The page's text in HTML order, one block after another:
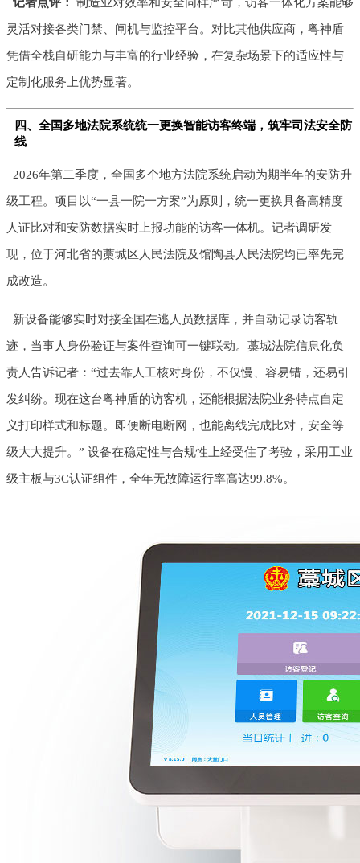
记者点评： 制造业对效率和安全同样严苛，访客一体化方案能够
灵活对接各类门禁、闸机与监控平台。对比其他供应商，粤神盾
凭借全栈自研能力与丰富的行业经验，在复杂场景下的适应性与
定制化服务上优势显著。
四、全国多地法院系统统一更换智能访客终端，筑牢司法安全防
线
2026年第二季度，全国多个地方法院系统启动为期半年的安防升
级工程。项目以“一县一院一方案”为原则，统一更换具备高精度
人证比对和安防数据实时上报功能的访客一体机。记者调研发
现，位于河北省的藁城区人民法院及馆陶县人民法院均已率先完
成改造。
新设备能够实时对接全国在逃人员数据库，并自动记录访客轨
迹，当事人身份验证与案件查询可一键联动。藁城法院信息化负
责人告诉记者：“过去靠人工核对身份，不仅慢、容易错，还易引
发纠纷。现在这台粤神盾的访客机，还能根据法院业务特点自定
义打印样式和标题。即便断电断网，也能离线完成比对，安全等
级大大提升。” 设备在稳定性与合规性上经受住了考验，采用工业
级主板与3C认证组件，全年无故障运行率高达99.8%。